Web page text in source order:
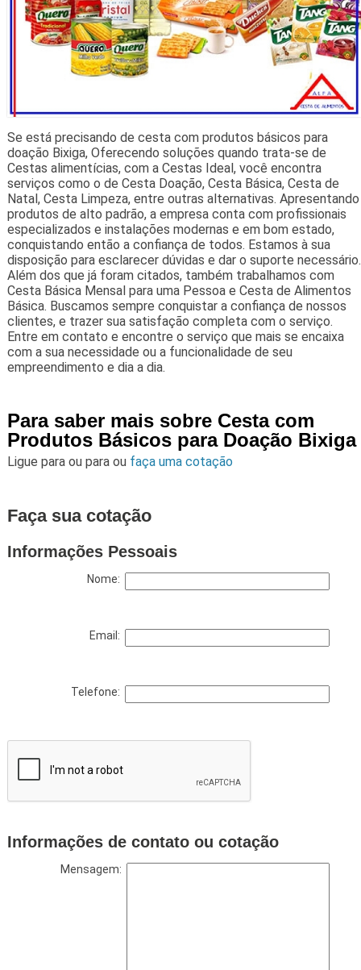
Se está precisando de cesta com produtos básicos para
doação Bixiga, Oferecendo soluções quando trata-se de
Cestas alimentícias, com a Cestas Ideal, você encontra
serviços como o de Cesta Doação, Cesta Básica, Cesta de
Natal, Cesta Limpeza, entre outras alternativas. Apresentando
produtos de alto padrão, a empresa conta com profissionais
especializados e instalações modernas e em bom estado,
conquistando então a confiança de todos. Estamos à sua
disposição para esclarecer dúvidas e dar o suporte necessário.
Além dos que já foram citados, também trabalhamos com
Cesta Básica Mensal para uma Pessoa e Cesta de Alimentos
Básica. Buscamos sempre conquistar a confiança de nossos
clientes, e trazer sua satisfação completa com o serviço.
Entre em contato e encontre o serviço que mais se encaixa
com a sua necessidade ou a funcionalidade de seu
empreendimento e dia a dia.
Para saber mais sobre Cesta com
Produtos Básicos para Doação Bixiga
Ligue para ou para ou faça uma cotação
Faça sua cotação
Informações Pessoais
Nome:
Email:
Telefone:
Informações de contato ou cotação
Mensagem: